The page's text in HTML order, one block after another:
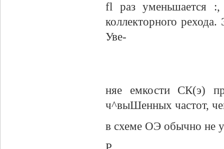
fl раз уменьшается :,
коллекторного
Уве-
няе емкости СК(э)
ч^выШенных частот,
в схеме ОЭ обычно не